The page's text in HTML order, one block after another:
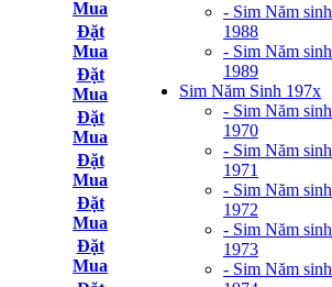
Mua
Đặt
Mua
Đặt
Mua
Đặt
Mua
Đặt
Mua
Đặt
Mua
Đặt
Mua
- Sim Năm sinh
1988
- Sim Năm sinh
1989
Sim Năm Sinh 197x
- Sim Năm sinh
1970
- Sim Năm sinh
1971
- Sim Năm sinh
1972
- Sim Năm sinh
1973
- Sim Năm sinh